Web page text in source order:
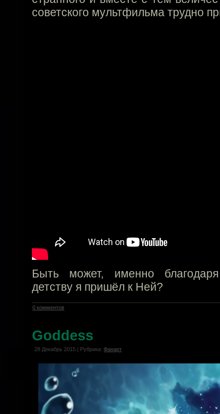
советского мультфильма трудно
Быть может, именно
детству я пришёл к Ней?
0 комментов
Goddess
28 Декабрь 2015 | Рубрика: Фанарт